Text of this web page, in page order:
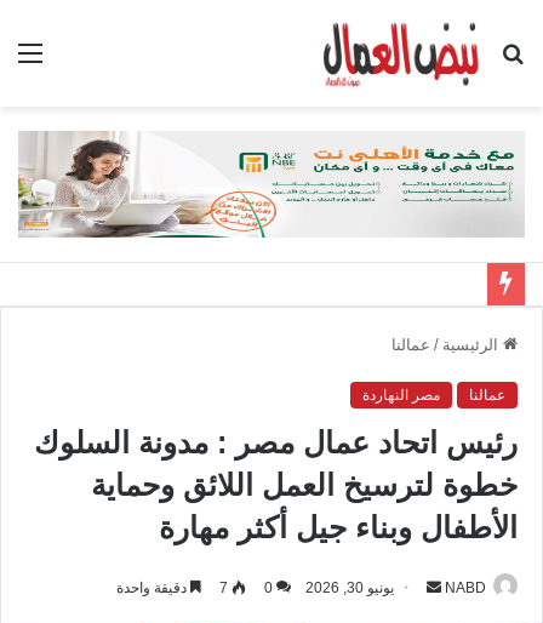
بحث
الرئيسية / عمالنا
عمالنا مصر النهاردة
رئيس اتحاد عمال مصر : مدونة السلوك
خطوة لترسيخ العمل اللائق وحماية
الأطفال وبناء جيل أكثر مهارة
NABD يونيو 30, 2026 0
7 دقيقة واحدة